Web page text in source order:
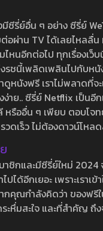
รี่ย์อื่น ๆ อย่าง ซีรี่ย์
อผ่าน TV ได้เลยไหลลื่
หนอีกต่อไป ทุกเรื่องเว็
รชนี้เพลิดเพลินไปกับห
หนังฟรี เราไม่พลาดที่
ง่าย.. ซีรี่ย์ Netflix เป็น
รืออื่น ๆ เพียบ ตอบโจท
ดเร็ว ไม่ต้องดาวน์โห
ชิกและมีซีรี่ย์ใหม่
ไปได้อีกเยอะ เพราะเร
กคุณกำลังคิดว่า ของฟ
ะหึ่มสะใจ และที่สำคัญ